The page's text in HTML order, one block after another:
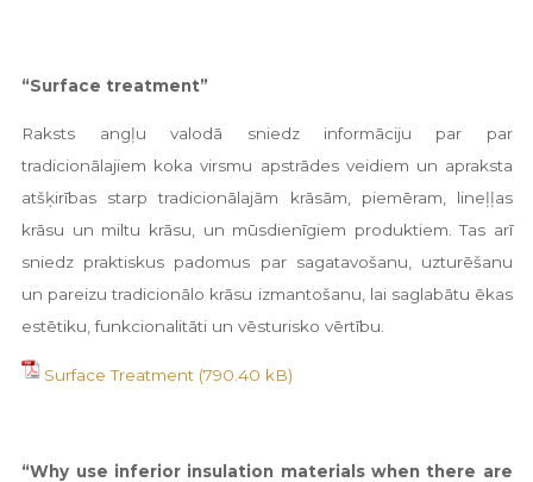
“Surface treatment”
Raksts angļu valodā sniedz informāciju par par
tradicionālajiem koka virsmu apstrādes veidiem un apraksta
atšķirības starp tradicionālajām krāsām, piemēram, lineļļas
krāsu un miltu krāsu, un mūsdienīgiem produktiem. Tas arī
sniedz praktiskus padomus par sagatavošanu, uzturēšanu
un pareizu tradicionālo krāsu izmantošanu, lai saglabātu ēkas
estētiku, funkcionalitāti un vēsturisko vērtību.
Surface Treatment
“Why use inferior insulation materials when there are